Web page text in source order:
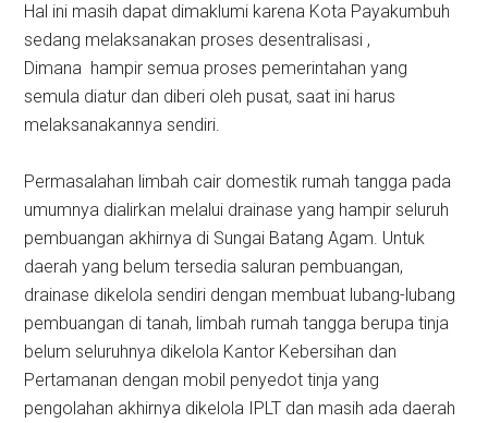
Hal ini masih dapat dimaklumi karena Kota Payakumbuh
sedang melaksanakan proses desentralisasi ,
Dimana hampir semua proses pemerintahan yang
semula diatur dan diberi oleh pusat, saat ini harus
melaksanakannya sendiri.
Permasalahan limbah cair domestik rumah tangga pada
umumnya dialirkan melalui drainase yang hampir seluruh
pembuangan akhirnya di Sungai Batang Agam. Untuk
daerah yang belum tersedia saluran pembuangan,
drainase dikelola sendiri dengan membuat lubang-lubang
pembuangan di tanah, limbah rumah tangga berupa tinja
belum seluruhnya dikelola Kantor Kebersihan dan
Pertamanan dengan mobil penyedot tinja yang
pengolahan akhirnya dikelola IPLT dan masih ada daerah